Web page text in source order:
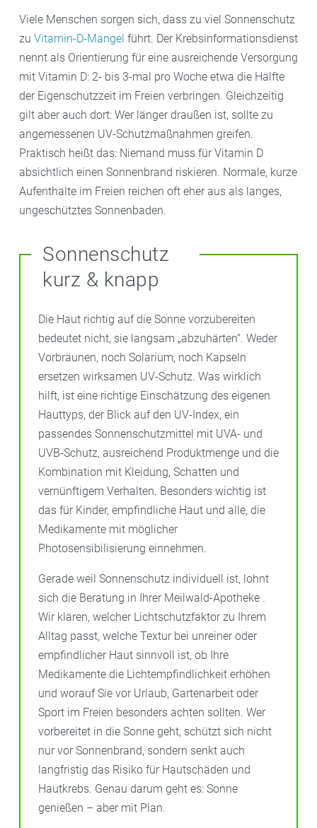
Viele Menschen sorgen sich, dass zu viel Sonnenschutz
zu Vitamin-D-Mangel führt. Der Krebsinformationsdienst
nennt als Orientierung für eine ausreichende Versorgung
mit Vitamin D: 2- bis 3-mal pro Woche etwa die Hälfte
der Eigenschutzzeit im Freien verbringen. Gleichzeitig
gilt aber auch dort: Wer länger draußen ist, sollte zu
angemessenen UV-Schutzmaßnahmen greifen.
Praktisch heißt das: Niemand muss für Vitamin D
absichtlich einen Sonnenbrand riskieren. Normale, kurze
Aufenthalte im Freien reichen oft eher aus als langes,
ungeschütztes Sonnenbaden.
Sonnenschutz
kurz & knapp
Die Haut richtig auf die Sonne vorzubereiten
bedeutet nicht, sie langsam „abzuhärten“. Weder
Vorbräunen, noch Solarium, noch Kapseln
ersetzen wirksamen UV-Schutz. Was wirklich
hilft, ist eine richtige Einschätzung des eigenen
Hauttyps, der Blick auf den UV-Index, ein
passendes Sonnenschutzmittel mit UVA- und
UVB-Schutz, ausreichend Produktmenge und die
Kombination mit Kleidung, Schatten und
vernünftigem Verhalten. Besonders wichtig ist
das für Kinder, empfindliche Haut und alle, die
Medikamente mit möglicher
Photosensibilisierung einnehmen.
Gerade weil Sonnenschutz individuell ist, lohnt
sich die Beratung in Ihrer Meilwald-Apotheke .
Wir klären, welcher Lichtschutzfaktor zu Ihrem
Alltag passt, welche Textur bei unreiner oder
empfindlicher Haut sinnvoll ist, ob Ihre
Medikamente die Lichtempfindlichkeit erhöhen
und worauf Sie vor Urlaub, Gartenarbeit oder
Sport im Freien besonders achten sollten. Wer
vorbereitet in die Sonne geht, schützt sich nicht
nur vor Sonnenbrand, sondern senkt auch
langfristig das Risiko für Hautschäden und
Hautkrebs. Genau darum geht es: Sonne
genießen – aber mit Plan.